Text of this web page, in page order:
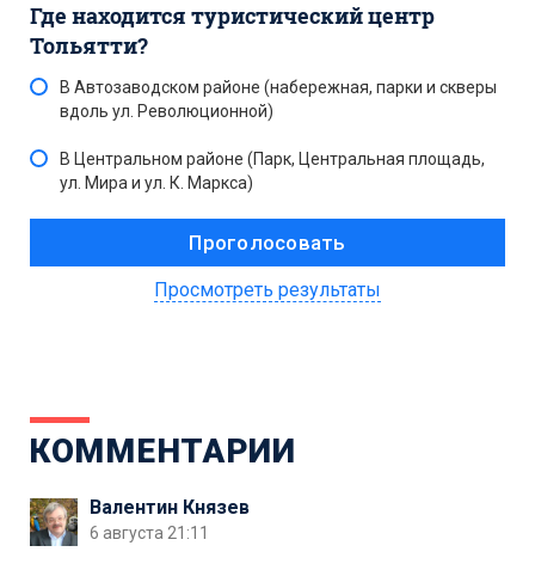
Где находится туристический центр
Тольятти?
В Автозаводском районе (набережная, парки и скверы
вдоль ул. Революционной)
В Центральном районе (Парк, Центральная площадь,
ул. Мира и ул. К. Маркса)
Просмотреть результаты
КОММЕНТАРИИ
Валентин Князев
6 августа 21:11